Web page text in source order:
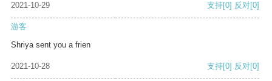
2021-10-29 支持[0] 反对[0]
游客
Shriya sent you a frien
2021-10-28 支持[0] 反对[0]